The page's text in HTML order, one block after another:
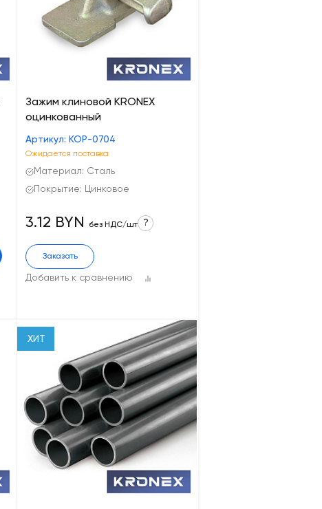
Зажим клиновой KRONEX
оцинкованный
Артикул: KOP-0704
Ожидается поставка
Материал: Сталь
Покрытие: Цинковое
Добавить к сравнению
3.12 BYN без НДС/шт ?
Заказать
ХИТ